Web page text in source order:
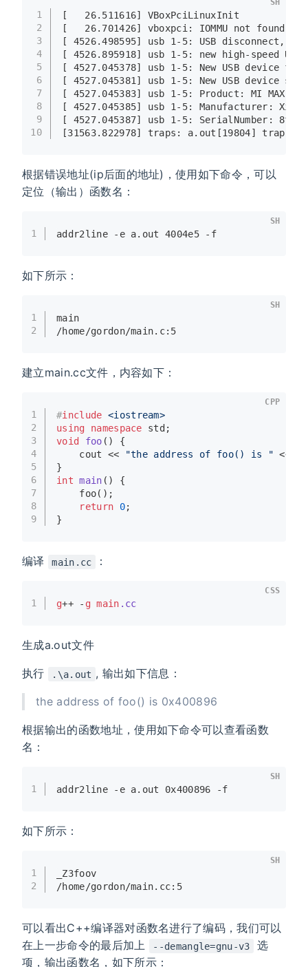
1
2
3
4
5
6
7
8
9
10
[   26.511616] VBoxPciLinuxInit
[   26.701426] vboxpci: IOMMU not found
[ 4526.498595] usb 1-5: USB disconnect,
[ 4526.895918] usb 1-5: new high-speed
[ 4527.045378] usb 1-5: New USB device
[ 4527.045381] usb 1-5: New USB device
[ 4527.045383] usb 1-5: Product: MI MAX 2
[ 4527.045385] usb 1-5: Manufacturer:
[ 4527.045387] usb 1-5: SerialNumber:
[31563.822978] traps: a.out[19804] trap
根据错误地址(ip后面的地址)，使用如下命令，可以
定位（输出）函数名：
1 addr2line -e a.out 4004e5 -f
SH
如下所示：
1
2
main
/home/gordon/main.c:5
SH
建立main.cc文件，内容如下：
1
2
3
4
5
6
7
8
9
#include <iostream>
using
namespace std;
void
foo ()
{
    cout <<
"the address of foo() is " << (
}
int main ()
{
foo();
return
0;
}
CPP
编译 main.cc ：
1 g++ - g main .cc
CSS
生成a.out文件
执行 .\a.out , 输出如下信息：
the address of foo() is 0x400896
根据输出的函数地址，使用如下命令可以查看函数
名：
1 addr2line -e a.out 0x400896 -f
SH
如下所示：
1
2
_Z3foov
/home/gordon/main.cc:5
SH
可以看出C++编译器对函数名进行了编码，我们可以
在上一步命令的最后加上
--demangle=gnu-v3
选
项，输出函数名，如下所示：